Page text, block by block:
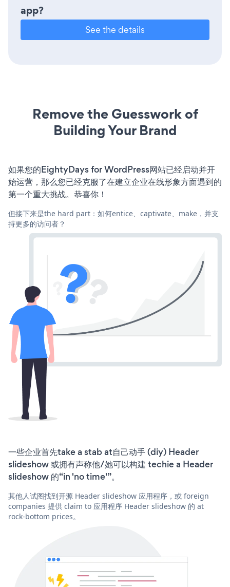
app?
See the details
Remove the Guesswork of
Building Your Brand
如果您的EightyDays for WordPress网站已经启动并开
始运营，那么您已经克服了在建立企业在线形象方面遇到的
第一个重大挑战。恭喜你！
但接下来是the hard part：如何entice、captivate、make，并支
持更多的访问者？
一些企业首先take a stab at自己动手 (diy) Header
slideshow 或拥有声称他/她可以构建 techie a Header
slideshow 的“in 'no time'”。
其他人试图找到开源 Header slideshow 应用程序，或 foreign
companies 提供 claim to 应用程序 Header slideshow 的 at
rock-bottom prices。